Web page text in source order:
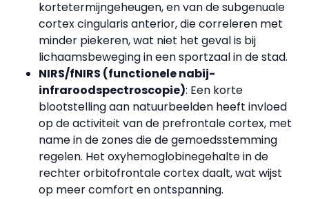
kortetermijngeheugen, en van de subgenuale
cortex cingularis anterior, die correleren met
minder piekeren, wat niet het geval is bij
lichaamsbeweging in een sportzaal in de stad.
NIRS/fNIRS (functionele nabij-
infraroodspectroscopie): Een korte
blootstelling aan natuurbeelden heeft invloed
op de activiteit van de prefrontale cortex, met
name in de zones die de gemoedsstemming
regelen. Het oxyhemoglobinegehalte in de
rechter orbitofrontale cortex daalt, wat wijst
op meer comfort en ontspanning.